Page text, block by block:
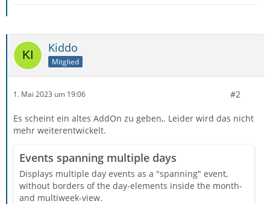
Kiddo
Mitglied
1. Mai 2023 um 19:06 #2
Es scheint ein altes AddOn zu geben,. Leider wird das nicht
mehr weiterentwickelt.
Events spanning multiple days
Displays multiple day events as a "spanning" event,
without borders of the day-elements inside the month-
and multiweek-view.